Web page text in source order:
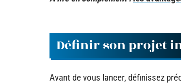
Définir son projet
Avant de vous lancer, définissez